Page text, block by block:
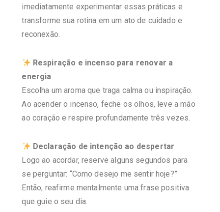
imediatamente experimentar essas práticas e
transforme sua rotina em um ato de cuidado e
reconexão.
Respiração e incenso para renovar a
energia
Escolha um aroma que traga calma ou inspiração.
Ao acender o incenso, feche os olhos, leve a mão
ao coração e respire profundamente três vezes.
Declaração de intenção ao despertar
Logo ao acordar, reserve alguns segundos para
se perguntar: “Como desejo me sentir hoje?”
Então, reafirme mentalmente uma frase positiva
que guie o seu dia.